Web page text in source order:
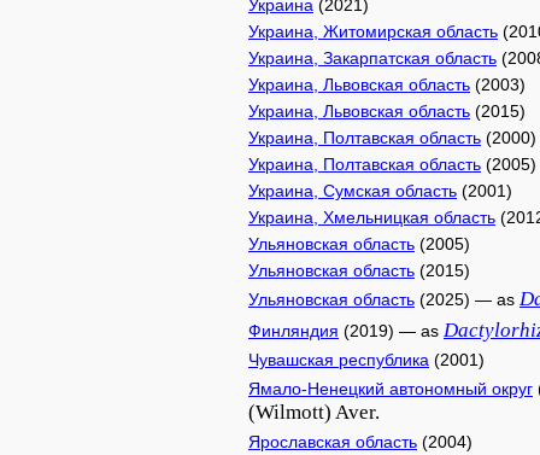
Украина (2021)
Украина, Житомирская область
Украина, Закарпатская область
Украина, Львовская область (2003)
Украина, Львовская область (2015)
Украина, Полтавская область (2000)
Украина, Полтавская область (2005)
Украина, Сумская область (2001)
Украина, Хмельницкая область
Ульяновская область (2005)
Ульяновская область (2015)
Ульяновская область (2025) — as
Финляндия (2019) — as
Чувашская республика (2001)
Ямало-Ненецкий автономный округ
(Wilmott) Aver.
Ярославская область (2004)